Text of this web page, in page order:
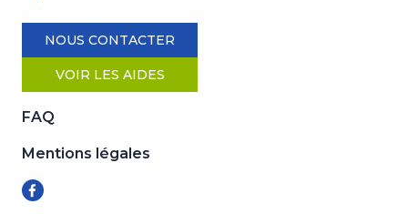
NOUS CONTACTER
VOIR LES AIDES
FAQ
Mentions légales